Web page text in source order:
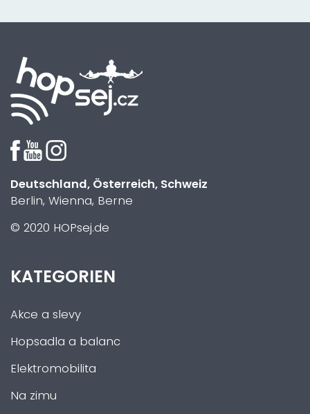
Deutschland, Österreich, Schweiz
Berlin, Wienna, Berne
© 2020 HOPsej.de
KATEGORIEN
Akce a slevy
Hopsadla a balanc
Elektromobilita
Na zimu